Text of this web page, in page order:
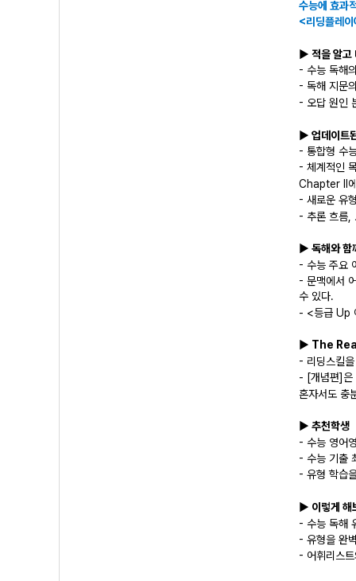
수능에 효과
<리딩플레
▶ 적을 알고
- 수능 독해
- 독해 지문
- 오답 원인
▶ 업데이트
- 통합형 수
- 체계적인
Chapter II에
- 새로운 유
- 추론 흐름,
▶ 독해와 함
- 수능 주요
- 문맥에서
수 있다.
- <등급 Up
▶ The
- 리딩스킬
- [개념편]은
혼자서도 충
▶ 추천학생
- 수능 영어
- 수능 기출
- 유형 학습
▶ 이렇게
- 수능 독해
- 유형을 완
- 어휘리스